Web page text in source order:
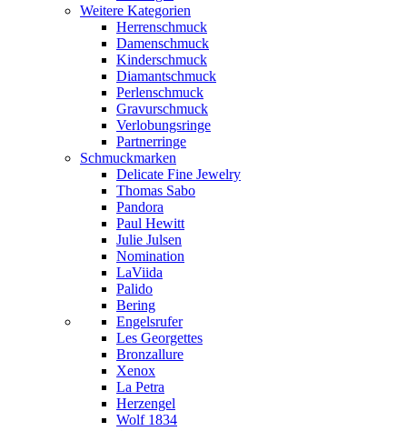
Weitere Kategorien
Herrenschmuck
Damenschmuck
Kinderschmuck
Diamantschmuck
Perlenschmuck
Gravurschmuck
Verlobungsringe
Partnerringe
Schmuckmarken
Delicate Fine Jewelry
Thomas Sabo
Pandora
Paul Hewitt
Julie Julsen
Nomination
LaViida
Palido
Bering
Engelsrufer
Les Georgettes
Bronzallure
Xenox
La Petra
Herzengel
Wolf 1834